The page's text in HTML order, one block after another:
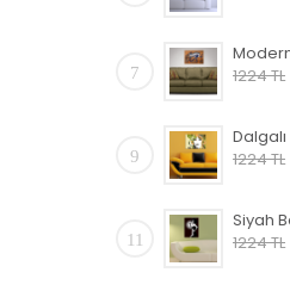
7
1224 TL
9
1224 TL
11
1224 TL